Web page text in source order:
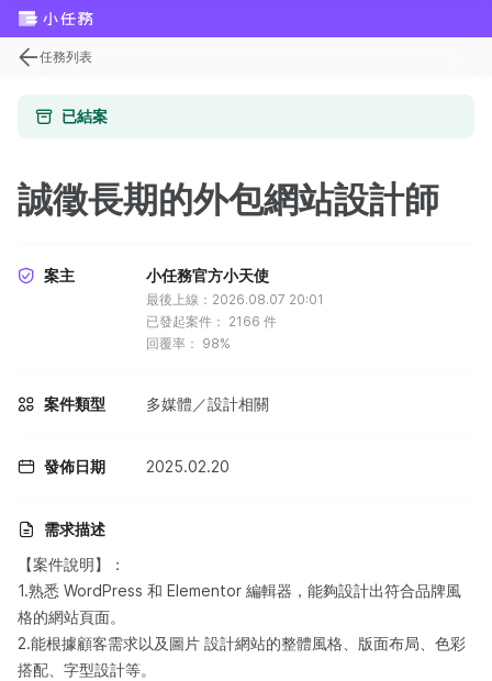
任務列表
已結案
誠徵長期的外包網站設計師
案主 小任務官方小天使
最後上線：2026.08.07 20:01
已發起案件： 2166 件
回覆率： 98%
案件類型 多媒體／設計相關
發佈日期 2025.02.20
需求描述
【案件說明】：
1.熟悉 WordPress 和 Elementor 編輯器，能夠設計出符合品牌風
格的網站頁面。
2.能根據顧客需求以及圖片 設計網站的整體風格、版面布局、色彩
搭配、字型設計等。